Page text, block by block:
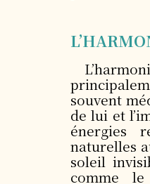
souvent
de lui et
énergies
naturelles
soleil
comme